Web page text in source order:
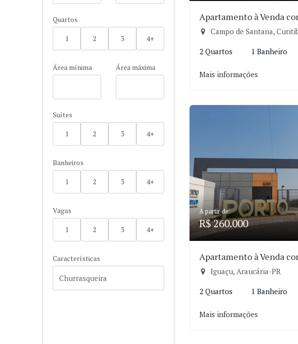
Quartos
1 2 3 4+
Área mínima Área máxima
Suítes
1 2 3 4+
Banheiros
1 2 3 4+
Vagas
1 2 3 4+
Características
Apartamento à Venda
Campo de Santana,
2 Quartos 1 Banheiro
Mais informações
A partir de:
R$ 260.000
Apartamento à Venda
Iguaçu, Araucária-PR
2 Quartos 1 Banheiro
Mais informações